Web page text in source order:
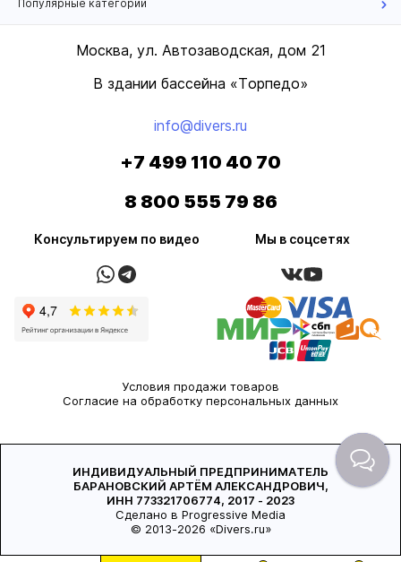
Популярные категории
Москва, ул. Автозаводская, дом 21
В здании бассейна «Торпедо»
info@divers.ru
Консультируем по видео Мы в соцсетях
+7 499 110 40 70
8 800 555 79 86
Условия продажи товаров
Согласие на обработку персональных данных
© 2013-2026 «Divers.ru»
ИНДИВИДУАЛЬНЫЙ ПРЕДПРИНИМАТЕЛЬ
БАРАНОВСКИЙ АРТЁМ АЛЕКСАНДРОВИЧ,
ИНН 773321706774, 2017 - 2023
Сделано в Progressive Media